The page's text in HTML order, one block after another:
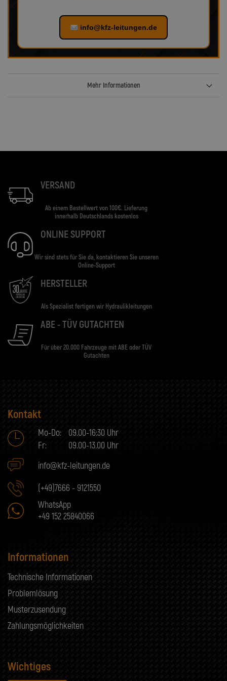
info@kfz-leitungen.de
Mehr Informationen
VERSAND
Ab einem Bestellwert von 100€. Lieferung
innerhalb Deutschlands kostenlos
ONLINE SUPPORT
Wir sind stets für Sie da, kontaktieren Sie unseren
Online-Support
HERSTELLER
Als Spezialist fertigen wir Hydraulikleitungen
ABE - TÜV GUTACHTEN
Für über 20.000 Fahrzeuge mit ABE oder TÜV
Gutachten
Kontakt
Mo-Do:
09.00-16:30 Uhr
Fr:
09.00-13.00 Uhr
info@kfz-leitungen.de
(+49)7666 - 9121550
WhatsApp
+49 152 25840066
Informationen
Technische Informationen
Problemlösung
Musterzusendung
Zahlungsmöglichkeiten
Wichtiges